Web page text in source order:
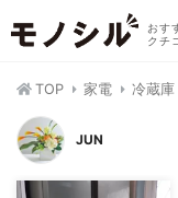
おす
クチ
TOP 家電 冷蔵庫
JUN